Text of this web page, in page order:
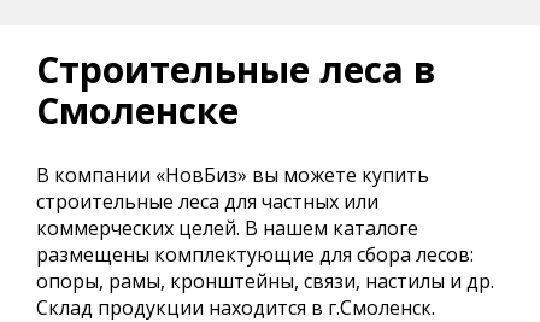
Строительные леса в
Смоленске
В компании «НовБиз» вы можете купить
строительные леса для частных или
коммерческих целей. В нашем каталоге
размещены комплектующие для сбора лесов:
опоры, рамы, кронштейны, связи, настилы и др.
Склад продукции находится в г.Смоленск.